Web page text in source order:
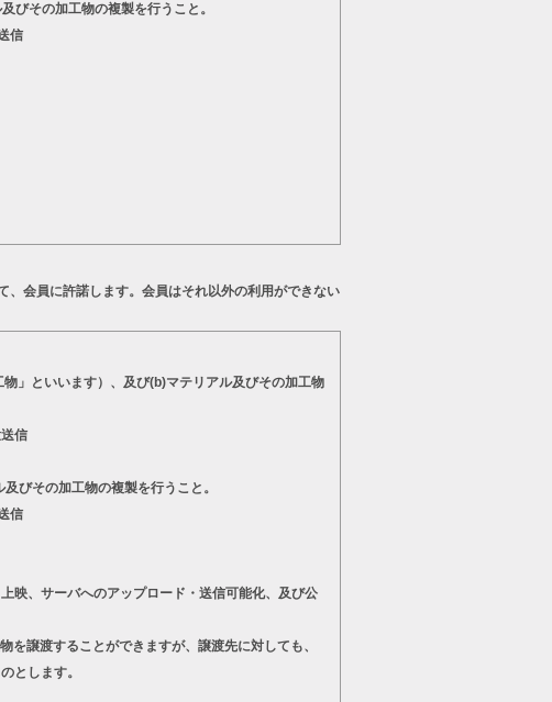
その加工物の複製を行うこと。
信
会員に許諾します。会員はそれ以外の利用ができない
」といいます）、及び(b)マテリアル及びその加工物
信
びその加工物の複製を行うこと。
信
、サーバへのアップロード・送信可能化、及び公
譲渡することができますが、譲渡先に対しても、
とします。